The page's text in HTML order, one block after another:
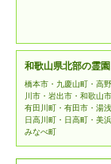
和歌山県北部の霊
橋本市・九慶山町・高
川市・岩出市・和歌山
有田川町・有田市・湯
日高川町・日高町・美
みなべ町